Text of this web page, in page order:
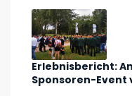
Erlebnisbericht:
Sponsoren-Event